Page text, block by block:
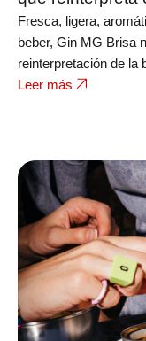
placentera de
Fresca, ligera,
beber, Gin MG Brisa
reinterpretación de la
Leer más